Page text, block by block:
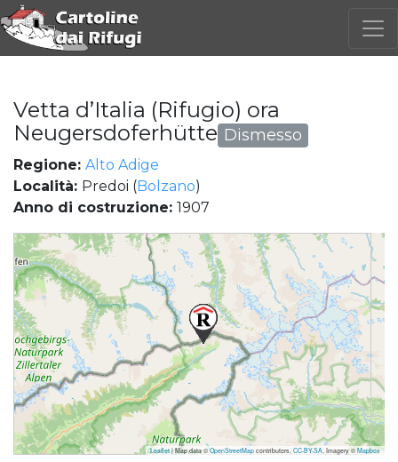
Vetta d’Italia (Rifugio) ora
Neugersdoferhütte Dismesso
Regione: Alto Adige
Località: Predoi (Bolzano)
Anno di costruzione: 1907
Leaflet | Map data © OpenStreetMap contributors, CC-BY-SA , Imagery © Mapbox